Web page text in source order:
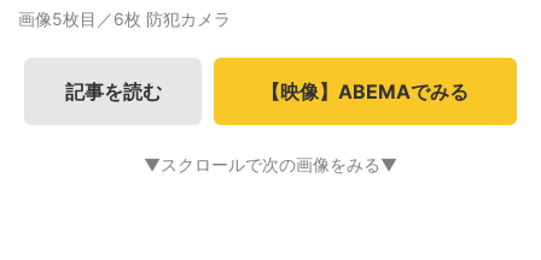
画像5枚目／6枚 防犯カメラ
記事を読む 【映像】ABEMAでみる
▼スクロールで次の画像をみる▼